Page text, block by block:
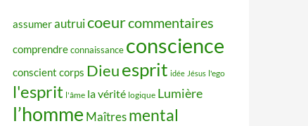
assumerautruicoeurcommentaires
comprendreconnaissance conscience
conscient corps Dieuesprit idée Jésus l'ego
l'esprit l'âme la vérité logique Lumière
l’homme Maîtres mental